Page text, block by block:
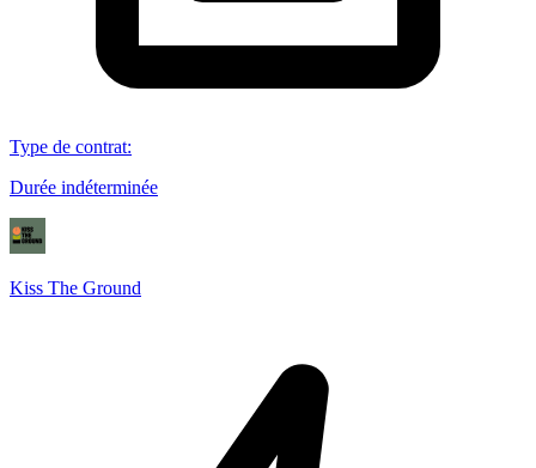
Type de contrat:
Durée indéterminée
Kiss The Ground